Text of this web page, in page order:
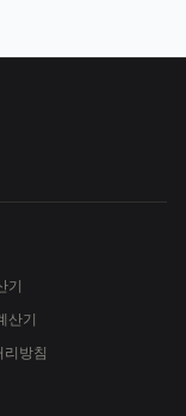
기
산기
리방침